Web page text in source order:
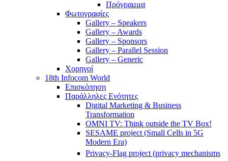
Πρόγραμμα
Φωτογραφίες
Gallery – Speakers
Gallery – Awards
Gallery – Sponsors
Gallery – Parallel Session
Gallery – Generic
Χορηγοί
18th Infocom World
Επισκόπηση
Παράλληλες Ενότητες
Digital Marketing & Business
Transformation
OMNI TV: Think outside the TV Box!
SESAME project (Small Cells in 5G
Modern Era)
Privacy-Flag project (privacy mechanisms